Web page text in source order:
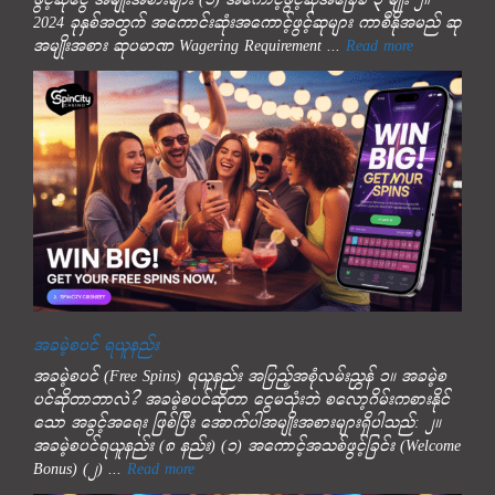
2024 ခုနှစ်အတွက် အကောင်းဆုံးအကောင့်ဖွင့်ဆုများ ကာစီနိုအမည် ဆု
အမျိုးအစား ဆုပမာဏ Wagering Requirement ... Read more
အခမဲ့စပင် ရယူနည်း
အခမဲ့စပင် (Free Spins) ရယူနည်း အပြည့်အစုံလမ်းညွှန် ၁။ အခမဲ့စ
ပင်ဆိုတာဘာလဲ? အခမဲ့စပင်ဆိုတာ ငွေမသုံးဘဲ စလော့ဂိမ်းကစားနိုင်
သော အခွင့်အရေး ဖြစ်ပြီး အောက်ပါအမျိုးအစားများရှိပါသည်: ၂။
အခမဲ့စပင်ရယူနည်း (၈ နည်း) (၁) အကောင့်အသစ်ဖွင့်ခြင်း (Welcome
Bonus) (၂) ... Read more